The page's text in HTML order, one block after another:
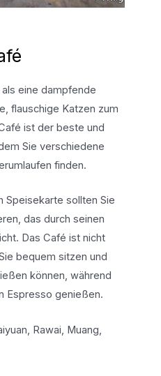
eine dampfende
flauschige Katzen zum
ist der beste und
Sie verschiedene
finden.
Speisekarte sollten Sie
das durch seinen
Das Café ist nicht
bequem sitzen und
können, während
Espresso genießen.
Rawai, Muang,